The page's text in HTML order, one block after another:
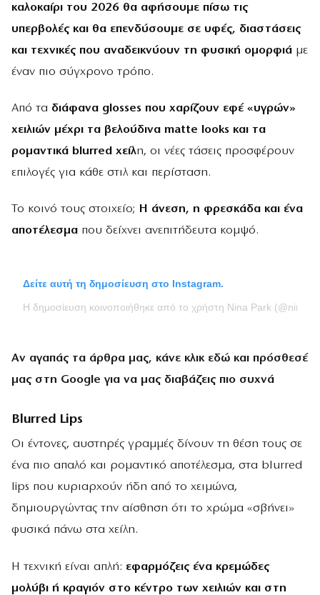
καλοκαίρι του 2026 θα αφήσουμε πίσω τις
υπερβολές και θα επενδύσουμε σε υφές, διαστάσεις
και τεχνικές που αναδεικνύουν τη φυσική ομορφιά με
έναν πιο σύγχρονο τρόπο.
Από τα διάφανα glosses που χαρίζουν εφέ «υγρών»
χειλιών μέχρι τα βελούδινα matte looks και τα
ρομαντικά blurred χείλη, οι νέες τάσεις προσφέρουν
επιλογές για κάθε στιλ και περίσταση.
Το κοινό τους στοιχείο; Η άνεση, η φρεσκάδα και ένα
αποτέλεσμα που δείχνει ανεπιτήδευτα κομψό.
Δείτε αυτή τη δημοσίευση στο Instagram.
Η δημοσίευση κοινοποιήθηκε από το χρήστη Nina Park
Αν αγαπάς τα άρθρα μας, κάνε κλικ εδώ και πρόσθεσέ
μας στη Google για να μας διαβάζεις πιο συχνά
Blurred Lips
Οι έντονες, αυστηρές γραμμές δίνουν τη θέση τους σε
ένα πιο απαλό και ρομαντικό αποτέλεσμα, στα blurred
lips που κυριαρχούν ήδη από το χειμώνα,
δημιουργώντας την αίσθηση ότι το χρώμα «σβήνει»
φυσικά πάνω στα χείλη.
Η τεχνική είναι απλή: εφαρμόζεις ένα κρεμώδες
μολύβι ή κραγιόν στο κέντρο των χειλιών και στη